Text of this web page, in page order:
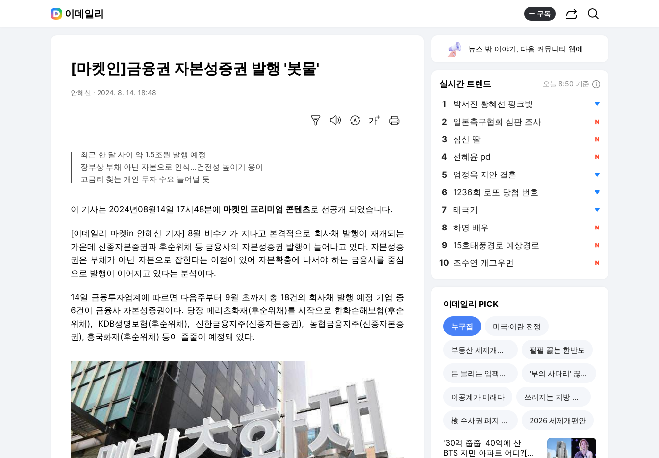
이데일리 구독
[마켓인]금융권 자본성증권 발행 '봇물'
안혜신 2024. 8. 14. 18:48
최근 한 달 사이 약 1.5조원 발행 예정
장부상 부채 아닌 자본으로 인식…건전성 높이기 용이
고금리 찾는 개인 투자 수요 늘어날 듯
이 기사는 2024년08월14일 17시48분에 마켓인 프리미엄 콘텐츠로 선공개 되었습니다.
[이데일리 마켓in 안혜신 기자] 8월 비수기가 지나고 본격적으로 회사채 발행이 재개되는
가운데 신종자본증권과 후순위채 등 금융사의 자본성증권 발행이 늘어나고 있다. 자본성증
권은 부채가 아닌 자본으로 잡힌다는 이점이 있어 자본확충에 나서야 하는 금융사를 중심
으로 발행이 이어지고 있다는 분석이다.
14일 금융투자업계에 따르면 다음주부터 9월 초까지 총 18건의 회사채 발행 예정 기업 중
6건이 금융사 자본성증권이다. 당장 메리츠화재(후순위채)를 시작으로 한화손해보험(후순
위채), KDB생명보험(후순위채), 신한금융지주(신종자본증권), 농협금융지주(신종자본증
권), 흥국화재(후순위채) 등이 줄줄이 예정돼 있다.
뉴스 밖 이야기, 다음 커뮤니티 웹에서 보기
실시간 트렌드 오늘 8:50 기준
1 박서진 황혜선 핑크빛
2 일본축구협회 심판 조사
3 심신 딸
4 선혜윤 pd
5 엄정욱 지안 결혼
6 1236회 로또 당첨 번호
7 태극기
8 하영 배우
9 15호태풍경로 예상경로
10 조수연 개그우먼
이데일리 PICK
누구집 미국·이란 전쟁
부동산 세제개편 후폭풍 펄펄 끓는 한반도
돈 몰리는 임팩트 투자 '부의 사다리' 끊기나
이공계가 미래다 쓰러지는 지방 부동산
檢 수사권 폐지 후폭풍 2026 세제개편안
'30억 줍줍' 40억에 산
BTS 지민 아파트 어디?[누